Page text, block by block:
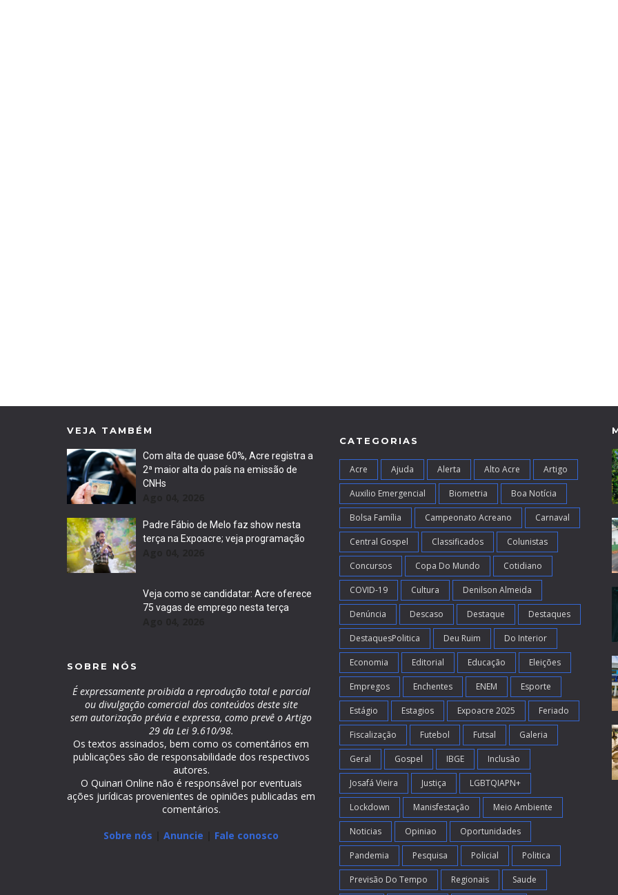
VEJA TAMBÉM
Com alta de quase 60%, Acre registra a
2ª maior alta do país na emissão de
CNHs
Padre Fábio de Melo faz show nesta
terça na Expoacre; veja programação
Veja como se candidatar: Acre oferece
75 vagas de emprego nesta terça
SOBRE NÓS
É expressamente proibida a reprodução total e parcial
ou divulgação comercial dos conteúdos deste site
sem autorização prévia e expressa, como prevê o Artigo
29 da Lei 9.610/98.
Os textos assinados, bem como os comentários em
publicações são de responsabilidade dos respectivos
autores.
O Quinari Online não é responsável por eventuais
ações jurídicas provenientes de opiniões publicadas em
comentários.
Sobre nós |Anuncie Fale conosco
CATEGORIAS
Acre Ajuda Alerta Alto Acre Artigo
Auxilio Emergencial Biometria Boa Notícia
Bolsa Família Campeonato Acreano Carnaval
Central Gospel Classificados Colunistas
Concursos Copa Do Mundo Cotidiano
COVID-19 Cultura Denilson Almeida
Denúncia Descaso Destaque Destaques
DestaquesPolitica Deu Ruim Do Interior
Economia Editorial Educação Eleições
Empregos Enchentes ENEM Esporte
Estágio Estagios Expoacre 2025 Feriado
Fiscalização Futebol Futsal Galeria
Geral Gospel IBGE Inclusão
Josafá Vieira Justiça LGBTQIAPN+
Lockdown Manisfestação Meio Ambiente
Noticias Opiniao Oportunidades
Pandemia Pesquisa Policial Politica
Previsão Do Tempo Regionais Saude